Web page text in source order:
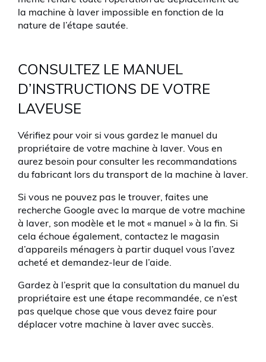
la machine à laver impossible en fonction de la
nature de l’étape sautée.
CONSULTEZ LE MANUEL
D’INSTRUCTIONS DE VOTRE
LAVEUSE
Vérifiez pour voir si vous gardez le manuel du
propriétaire de votre machine à laver. Vous en
aurez besoin pour consulter les recommandations
du fabricant lors du transport de la machine à laver.
Si vous ne pouvez pas le trouver, faites une
recherche Google avec la marque de votre machine
à laver, son modèle et le mot « manuel » à la fin. Si
cela échoue également, contactez le magasin
d’appareils ménagers à partir duquel vous l’avez
acheté et demandez-leur de l’aide.
Gardez à l’esprit que la consultation du manuel du
propriétaire est une étape recommandée, ce n’est
pas quelque chose que vous devez faire pour
déplacer votre machine à laver avec succès.